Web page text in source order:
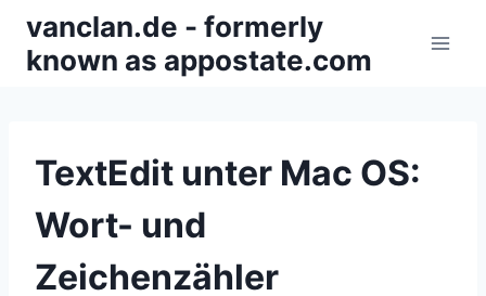
Inhalt
springen
vanclan.de - formerly
known as appostate.com
TextEdit unter Mac OS:
Wort- und
Zeichenzähler